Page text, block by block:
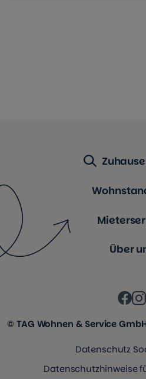
Über
© TAG Wohnen & Service
Datenschutz
Datenschutzhinweise